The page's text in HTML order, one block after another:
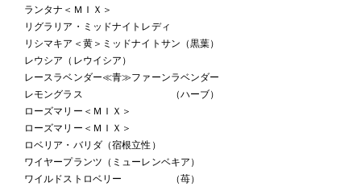
ランタナ＜ＭＩＸ＞
リグラリア・ミッドナイトレディ
リシマキア＜黄＞ミッドナイトサン（黒葉）
レウシア（レウイシア）
レースラベンダー≪青≫ファーンラベンダー
レモングラス （ハーブ）
ローズマリー＜ＭＩＸ＞
ローズマリー＜ＭＩＸ＞
ロベリア・バリダ（宿根立性）
ワイヤープランツ（ミューレンベキア）
ワイルドストロベリー （苺）